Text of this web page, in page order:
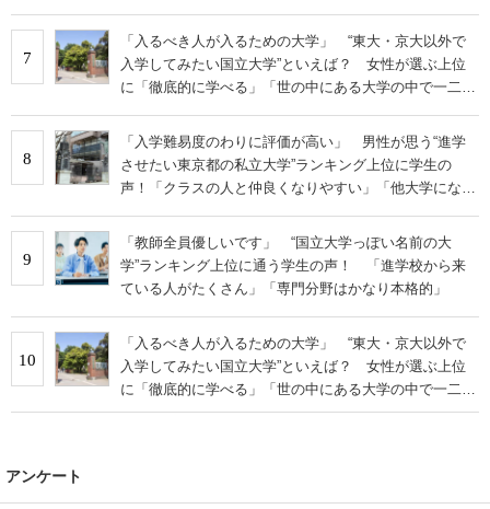
7
「入るべき人が入るための大学」 “東大・京大以外で
入学してみたい国立大学”といえば？ 女性が選ぶ上位
に「徹底的に学べる」「世の中にある大学の中で一二を
8
「入学難易度のわりに評価が高い」 男性が思う“進学
させたい東京都の私立大学”ランキング上位に学生の
声！「クラスの人と仲良くなりやすい」「他大学にない
9
「教師全員優しいです」 “国立大学っぽい名前の大
学”ランキング上位に通う学生の声！ 「進学校から来
ている人がたくさん」「専門分野はかなり本格的」
10
「入るべき人が入るための大学」 “東大・京大以外で
入学してみたい国立大学”といえば？ 女性が選ぶ上位
に「徹底的に学べる」「世の中にある大学の中で一二を
争うレベルの先端設備」の声
アンケート